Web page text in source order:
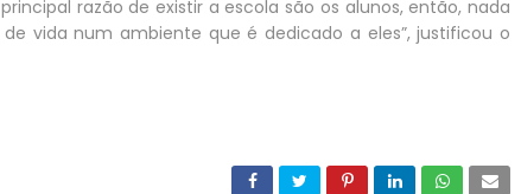
razão de existir a escola são os alunos, então, nada
vida num ambiente que é dedicado a eles”, justificou o